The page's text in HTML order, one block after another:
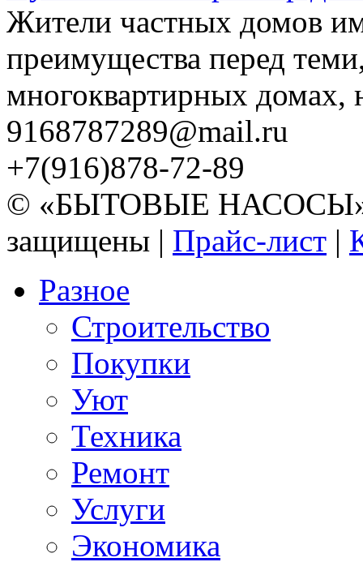
Жители частных домов
преимущества перед
многоквартирных домах,
9168787289@mail.ru
+7(916)878-72-89
© «БЫТОВЫЕ НАСОСЫ»
защищены | Прайс-лист |
Разное
Строительство
Покупки
Уют
Техника
Ремонт
Услуги
Экономика